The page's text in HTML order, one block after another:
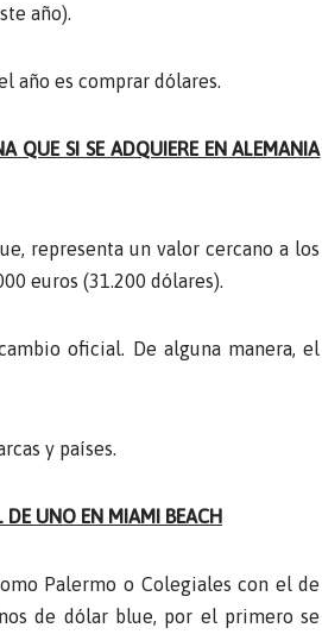
año).
año es comprar dólares.
QUE SI SE ADQUIERE EN ALEMANIA
representa un valor cercano a los
euros (31.200 dólares).
oficial. De alguna manera, el
y países.
DE UNO EN MIAMI BEACH
Palermo o Colegiales con el de
de dólar blue, por el primero se